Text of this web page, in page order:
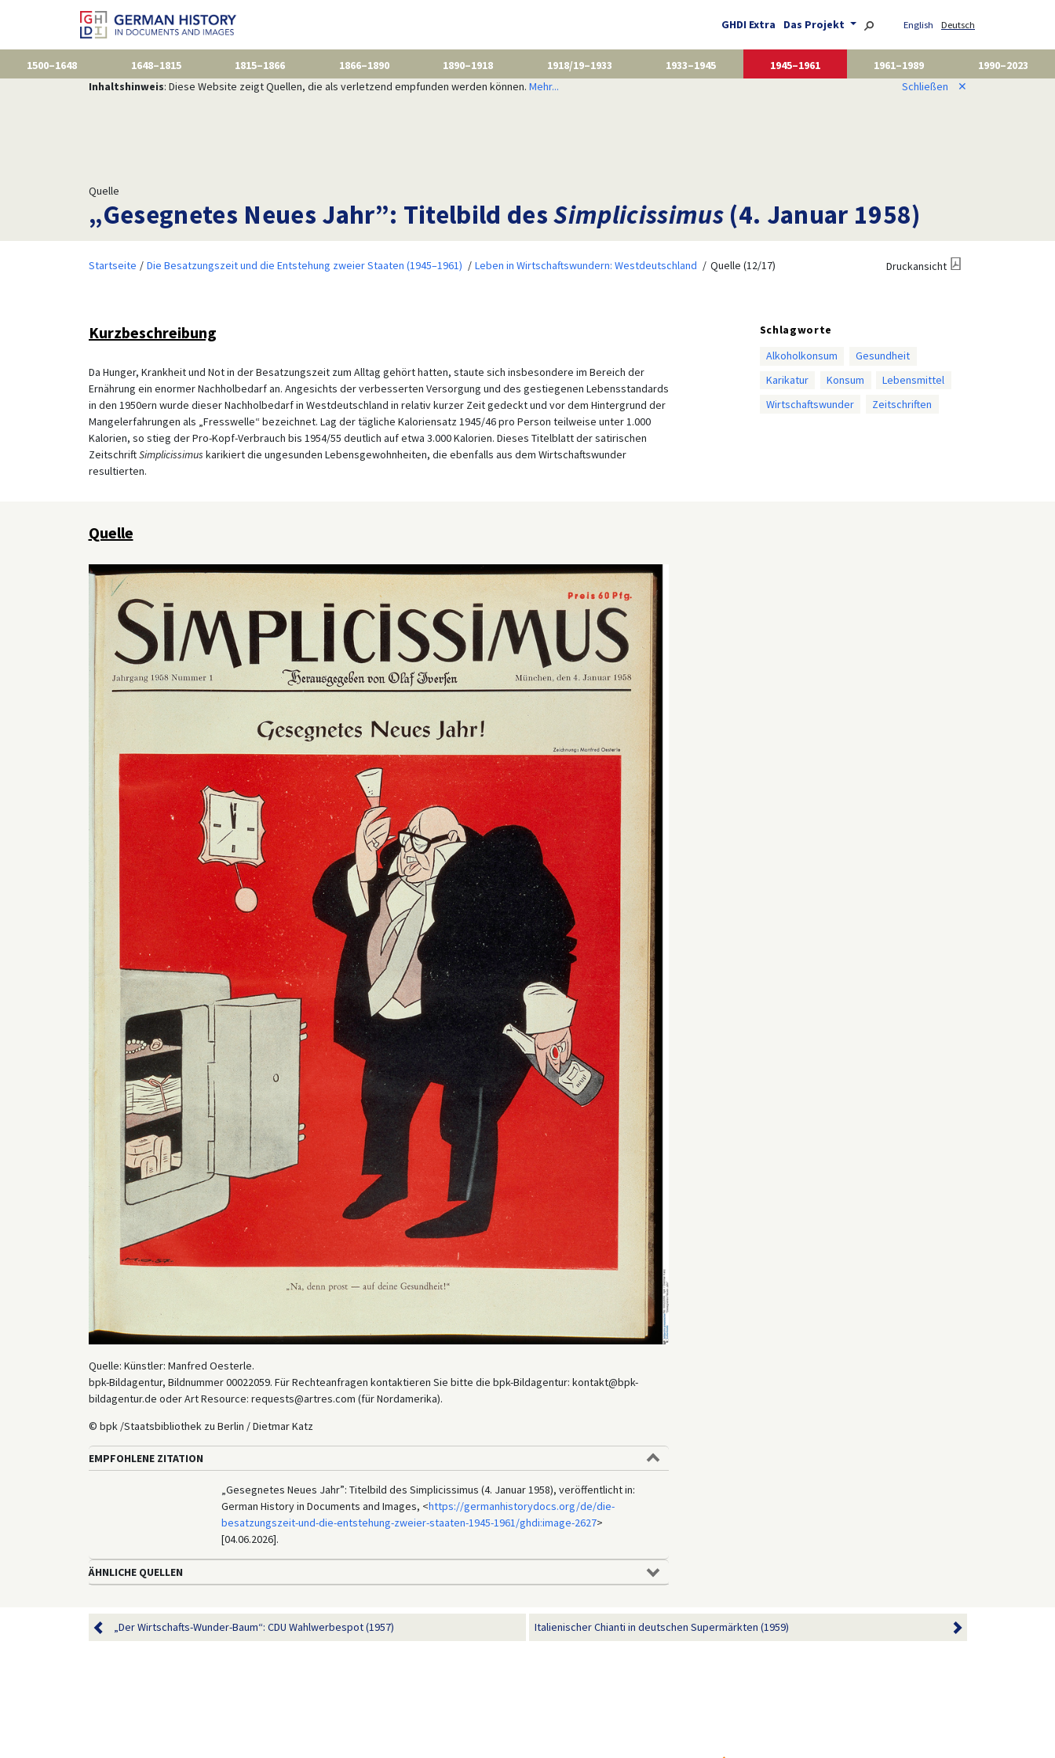
GHDI Extra Das Projekt English Deutsch
1500–1648 1648–1815 1815–1866 1866–1890 1890–1918 1918/19–1933 1933–1945 1945–1961 1961–1989
1990–2023
Inhaltshinweis: Diese Website zeigt Quellen, die als verletzend empfunden werden können. Mehr... Schließen ✕
Quelle
„Gesegnetes Neues Jahr”: Titelbild desSimplicissimus (4. Januar 1958)
Startseite Die Besatzungszeit und die Entstehung zweier Staaten (1945–1961) Leben in Wirtschaftswundern: Westdeutschland Quelle (12/17) Druckansicht
Kurzbeschreibung
Da Hunger, Krankheit und Not in der Besatzungszeit zum Alltag gehört hatten, staute sich insbesondere im Bereich der
Ernährung ein enormer Nachholbedarf an. Angesichts der verbesserten Versorgung und des gestiegenen Lebensstandards
in den 1950ern wurde dieser Nachholbedarf in Westdeutschland in relativ kurzer Zeit gedeckt und vor dem Hintergrund der
Mangelerfahrungen als „Fresswelle“ bezeichnet. Lag der tägliche Kaloriensatz 1945/46 pro Person teilweise unter 1.000
Kalorien, so stieg der Pro-Kopf-Verbrauch bis 1954/55 deutlich auf etwa 3.000 Kalorien. Dieses Titelblatt der satirischen
ZeitschriftSimplicissimus karikiert die ungesunden Lebensgewohnheiten, die ebenfalls aus dem Wirtschaftswunder
resultierten.
Schlagworte
Alkoholkonsum
Gesundheit
Karikatur
Konsum
Lebensmittel
Wirtschaftswunder
Zeitschriften
Quelle
Quelle: Künstler: Manfred Oesterle.
bpk-Bildagentur, Bildnummer 00022059. Für Rechteanfragen kontaktieren Sie bitte die bpk-Bildagentur: kontakt@bpk-
bildagentur.de oder Art Resource: requests@artres.com (für Nordamerika).
© bpk /Staatsbibliothek zu Berlin / Dietmar Katz
EMPFOHLENE ZITATION
„Gesegnetes Neues Jahr”: Titelbild des Simplicissimus (4. Januar 1958), veröffentlicht in:
German History in Documents and Images, <https://germanhistorydocs.org/de/die-
besatzungszeit-und-die-entstehung-zweier-staaten-1945-1961/ghdi:image-2627>
[04.06.2026].
ÄHNLICHE QUELLEN
„Der Wirtschafts-Wunder-Baum“: CDU Wahlwerbespot (1957) Italienischer Chianti in deutschen Supermärkten (1959)